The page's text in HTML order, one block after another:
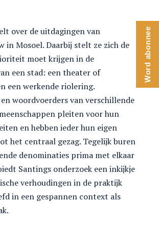
over de uitdagingen van
in Mosoel. Daarbij stelt ze zich de
moet krijgen in de
een stad: een theater of
een werkende riolering.
woordvoerders van verschillende
pleiten voor hun
en hebben ieder hun eigen
het centraal gezag. Tegelijk buren
denominaties prima met elkaar
Santings onderzoek een inkijkje
verhoudingen in de praktijk
in een gespannen context als
Word abonnee